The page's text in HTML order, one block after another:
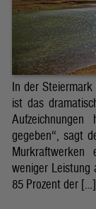
In der
ist das
gegeben“, sagt
weniger Leistung
85 Prozent der […]